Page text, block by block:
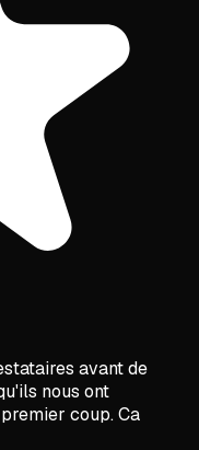
avant de
nous ont
coup. Ca